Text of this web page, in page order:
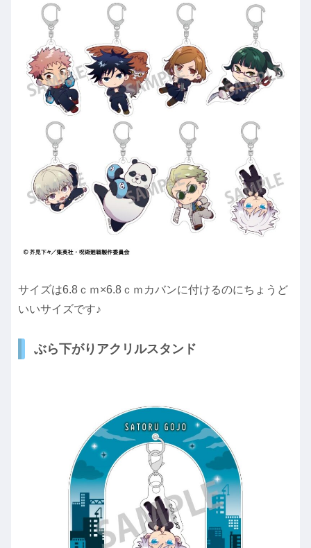
サイズは6.8ｃｍ×6.8ｃｍカバンに付けるのにちょうど
いいサイズです♪
ぶら下がりアクリルスタンド